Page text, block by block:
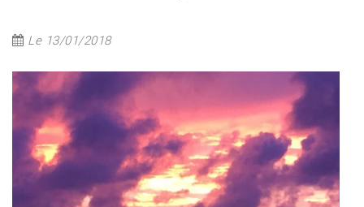
Le 13/01/2018